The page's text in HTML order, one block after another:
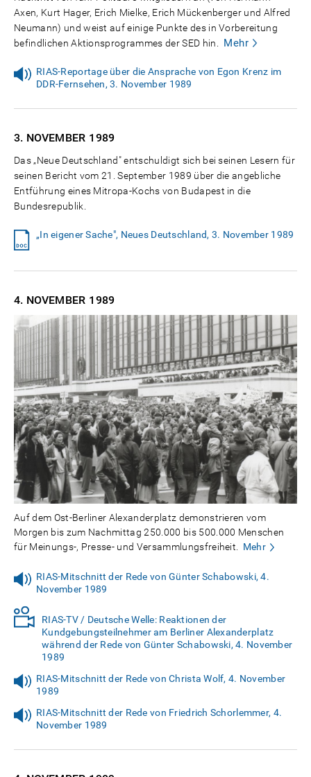
Axen, Kurt Hager, Erich Mielke, Erich Mückenberger und Alfred
Neumann) und weist auf einige Punkte des in Vorbereitung
befindlichen Aktionsprogrammes der SED hin.
Mehr
RIAS-Reportage über die Ansprache von Egon Krenz im
DDR-Fernsehen, 3. November 1989
3. NOVEMBER 1989
Das „Neue Deutschland" entschuldigt sich bei seinen Lesern für
seinen Bericht vom 21. September 1989 über die angebliche
Entführung eines Mitropa-Kochs von Budapest in die
Bundesrepublik.
„In eigener Sache", Neues Deutschland, 3. November 1989
4. NOVEMBER 1989
Auf dem Ost-Berliner Alexanderplatz demonstrieren vom
Morgen bis zum Nachmittag 250.000 bis 500.000 Menschen
für Meinungs-, Presse- und Versammlungsfreiheit. Mehr
RIAS-Mitschnitt der Rede von Günter Schabowski, 4.
November 1989
RIAS-TV / Deutsche Welle: Reaktionen der
Kundgebungsteilnehmer am Berliner Alexanderplatz
während der Rede von Günter Schabowski, 4. November
1989
RIAS-Mitschnitt der Rede von Christa Wolf, 4. November
1989
RIAS-Mitschnitt der Rede von Friedrich Schorlemmer, 4.
November 1989